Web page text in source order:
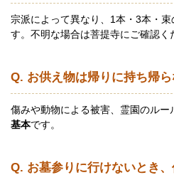
宗派によって異なり、1本・3本・
す。不明な場合は菩提寺にご確認く
Q. お供え物は帰りに持ち帰
傷みや動物による被害、霊園のルー
基本です。
Q. お墓参りに行けないとき